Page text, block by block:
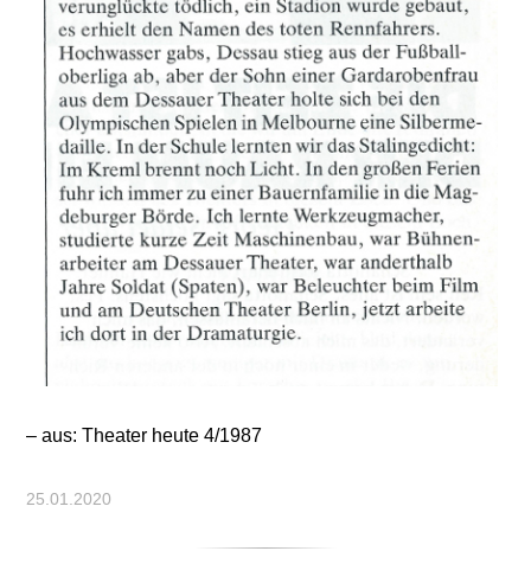
– aus: Theater heute 4/1987
25.01.2020